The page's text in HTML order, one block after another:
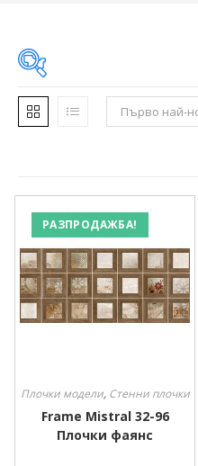
Производител
Производител
Първо най-
РАЗПРОДАЖБА!
Плочки модели, Стенни плочки
Frame Mistral 32-96
Плочки фаянс